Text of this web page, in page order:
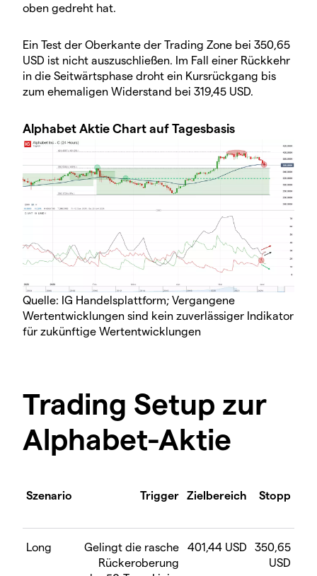
oben gedreht hat.
Ein Test der Oberkante der Trading Zone bei 350,65
USD ist nicht auszuschließen. Im Fall einer Rückkehr
in die Seitwärtsphase droht ein Kursrückgang bis
zum ehemaligen Widerstand bei 319,45 USD.
Alphabet Aktie Chart auf Tagesbasis
Quelle: IG Handelsplattform; Vergangene
Wertentwicklungen sind kein zuverlässiger Indikator
für zukünftige Wertentwicklungen
Trading Setup zur
Alphabet-Aktie
Szenario Trigger Zielbereich Stopp
Long
Gelingt die rasche
Rückeroberung
401,44 USD
350,65
USD